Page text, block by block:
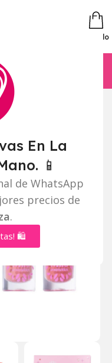
En La
📱
de WhatsApp
precios de
.
🛍️
Pedido